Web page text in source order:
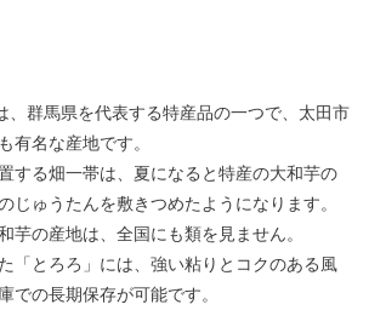
、群馬県を代表する特産品の一つで、太田市
有名な産地です。
する畑一帯は、夏になると特産の大和芋の
じゅうたんを敷きつめたようになります。
芋の産地は、全国にも類を見ません。
「とろろ」には、強い粘りとコクのある風
での長期保存が可能です。